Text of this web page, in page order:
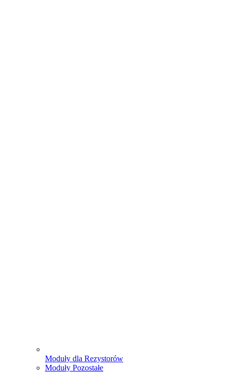
Moduły dla Rezystorów
Moduły Pozostałe